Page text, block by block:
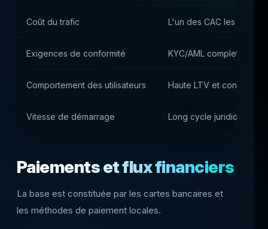
Coût du trafic L'un des CAC les plus
Exigences de conformité KYC/AML complet et
Comportement des utilisateurs Haute LTV et confiance
Vitesse de démarrage Long cycle juridique et
Paiements et flux financiers
La base est constituée par les cartes bancaires et
les méthodes de paiement locales.